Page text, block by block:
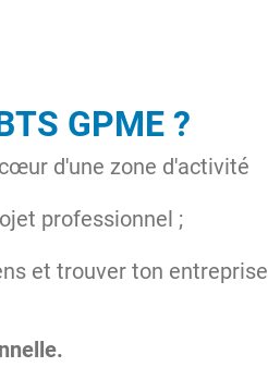
GPME ?
d'une zone d'activité
professionnel ;
et trouver ton entreprise